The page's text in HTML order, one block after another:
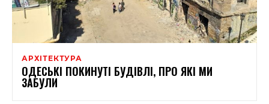
АРХІТЕКТУРА
ОДЕСЬКІ ПОКИНУТІ БУДІВЛІ, ПРО ЯКІ МИ
ЗАБУЛИ